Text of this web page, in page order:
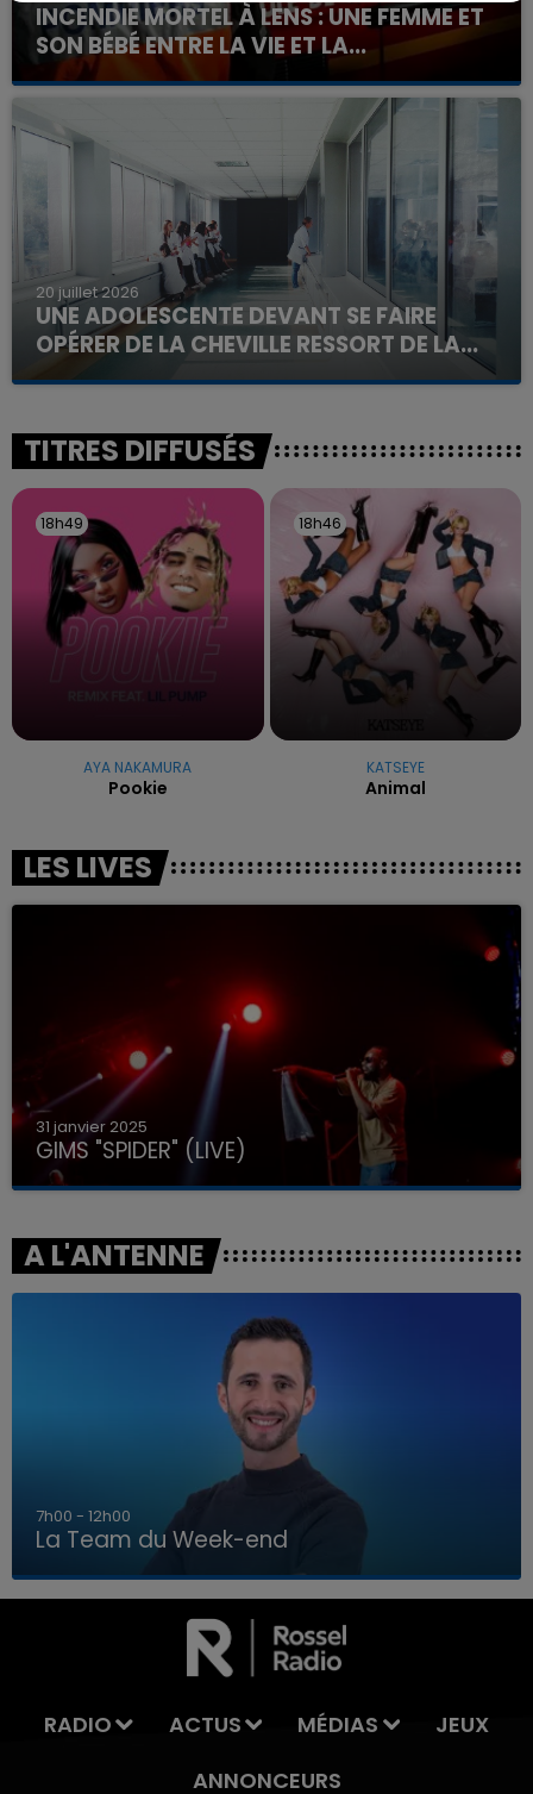
LA TEAM DU WEEK-END
INCENDIE MORTEL À LENS : UNE FEMME ET
SON BÉBÉ ENTRE LA VIE ET LA...
Un homme s'est immolé par le feu après avoir
aspergé sa compagne et leur bébé de trois mois
d'un liquide inflammable.
20 juillet 2026
UNE ADOLESCENTE DEVANT SE FAIRE
OPÉRER DE LA CHEVILLE RESSORT DE LA...
La famille a porté plainte contre la clinique qui a
excuses.
TITRES DIFFUSÉS
18h49
18h49
AYA NAKAMURA
Pookie
18h46
18h46
KATSEYE
Animal
LES LIVES
31 janvier 2025
GIMS "SPIDER" (LIVE)
A L'ANTENNE
16h00 - 20h00
La Team du Week-end
RADIO ACTUS MÉDIAS
JEUX
ANNONCEURS